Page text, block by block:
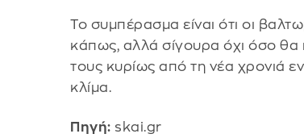
Το συμπέρασμα είναι ότι οι
κάπως, αλλά σίγουρα όχι όσο θα
τους κυρίως από τη νέα χρονιά
κλίμα.
Πηγή: skai.gr